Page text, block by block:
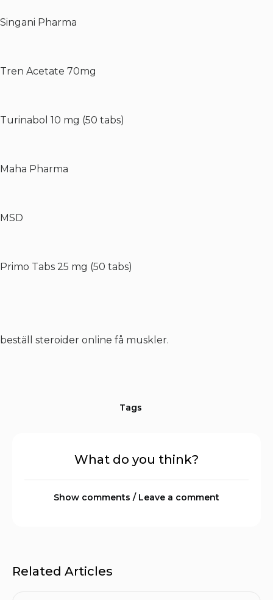
Singani Pharma
Tren Acetate 70mg
Turinabol 10 mg (50 tabs)
Maha Pharma
MSD
Primo Tabs 25 mg (50 tabs)
beställ steroider online få muskler.
Tags
What do you think?
Show comments / Leave a comment
Related Articles